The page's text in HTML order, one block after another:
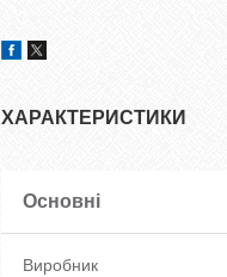
ХАРАКТЕРИСТИКИ
Основні
Виробник